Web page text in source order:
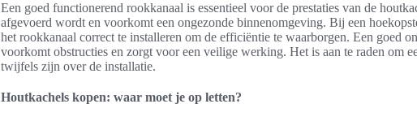
Een goed functionerend rookkanaal is essentieel voor de prestaties van de
afgevoerd wordt en voorkomt een ongezonde binnenomgeving. Bij een
het rookkanaal correct te installeren om de efficiëntie te waarborgen. Een goed
voorkomt obstructies en zorgt voor een veilige werking. Het is aan te raden om
twijfels zijn over de installatie.
Houtkachels kopen: waar moet je op letten?